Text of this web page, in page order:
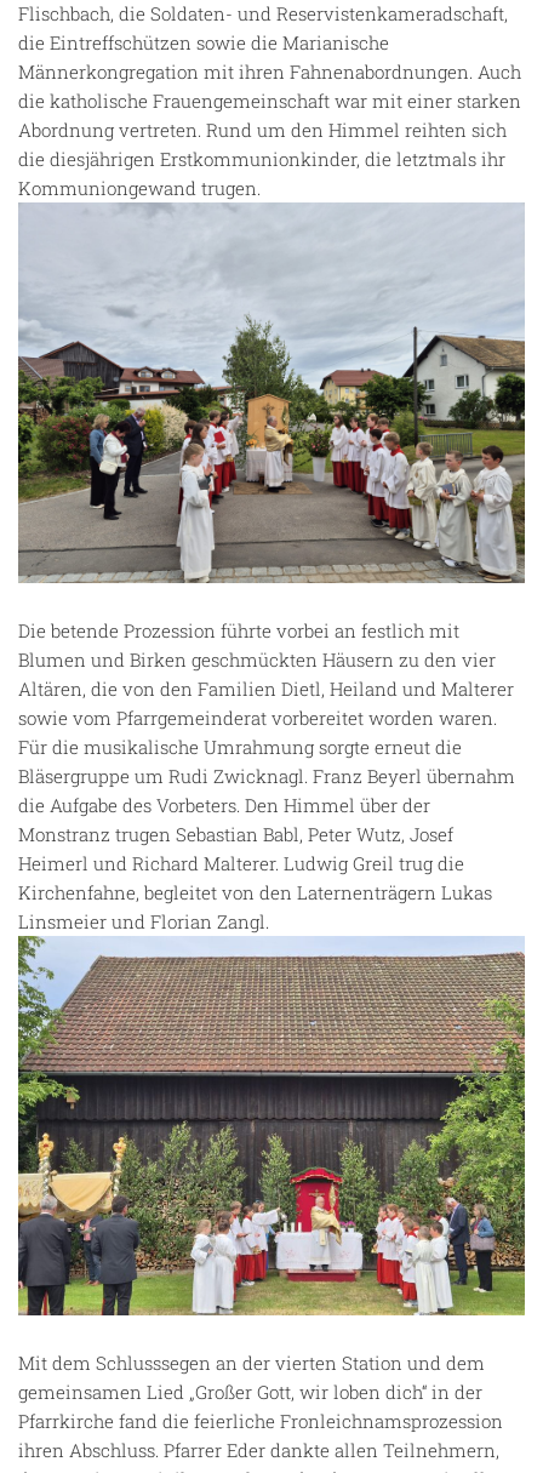
Flischbach, die Soldaten- und Reservistenkameradschaft,
die Eintreffschützen sowie die Marianische
Männerkongregation mit ihren Fahnenabordnungen. Auch
die katholische Frauengemeinschaft war mit einer starken
Abordnung vertreten. Rund um den Himmel reihten sich
die diesjährigen Erstkommunionkinder, die letztmals ihr
Kommuniongewand trugen.
Die betende Prozession führte vorbei an festlich mit
Blumen und Birken geschmückten Häusern zu den vier
Altären, die von den Familien Dietl, Heiland und Malterer
sowie vom Pfarrgemeinderat vorbereitet worden waren.
Für die musikalische Umrahmung sorgte erneut die
Bläsergruppe um Rudi Zwicknagl. Franz Beyerl übernahm
die Aufgabe des Vorbeters. Den Himmel über der
Monstranz trugen Sebastian Babl, Peter Wutz, Josef
Heimerl und Richard Malterer. Ludwig Greil trug die
Kirchenfahne, begleitet von den Laternenträgern Lukas
Linsmeier und Florian Zangl.
Mit dem Schlusssegen an der vierten Station und dem
gemeinsamen Lied „Großer Gott, wir loben dich“ in der
Pfarrkirche fand die feierliche Fronleichnamsprozession
ihren Abschluss. Pfarrer Eder dankte allen Teilnehmern,